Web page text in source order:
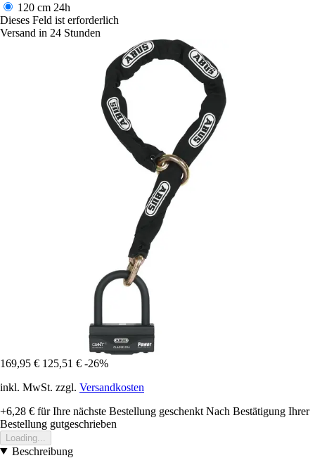
120 cm 24h
Dieses Feld ist erforderlich
Versand in 24 Stunden
169,95 € 125,51 € -26%
inkl. MwSt. zzgl. Versandkosten
+6,28 € für Ihre nächste Bestellung geschenkt Nach Bestätigung Ihrer
Bestellung gutgeschrieben
Loading...
Beschreibung